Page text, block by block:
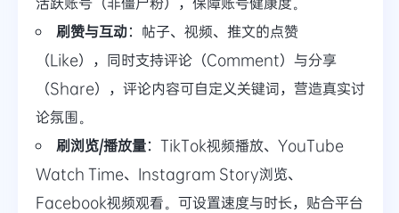
刷赞与互动：帖子、视频、推文的点赞
（Like），同时支持评论（Comment）与分享
（Share），评论内容可自定义关键词，营造真实讨
论氛围。
刷浏览/播放量：TikTok视频播放、YouTube
Watch Time、Instagram Story浏览、
Facebook视频观看。可设置速度与时长，贴合平台